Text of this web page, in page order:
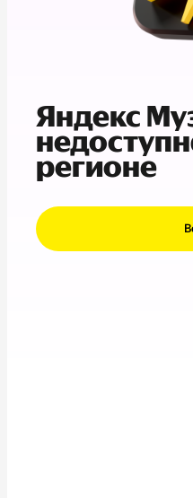
Яндекс
регионе